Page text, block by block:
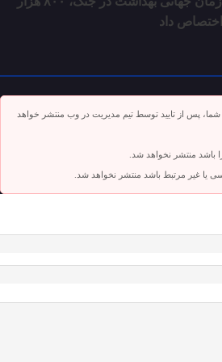
اختصاص داد
پس از تایید توسط تیم مدیریت در وب منتشر خواهد
باشد منتشر نخواهد شد.
یا غیر مرتبط باشد منتشر نخواهد شد.